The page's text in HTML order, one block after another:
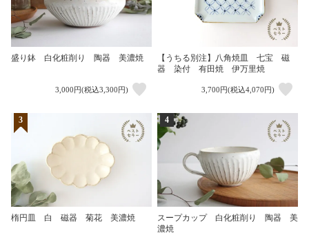
盛り鉢 白化粧削り 陶器 美濃焼
3,000円(税込3,300円)
【うちる別注】八角焼皿 七宝 磁
器 染付 有田焼 伊万里焼
3,700円(税込4,070円)
3
楕円皿 白 磁器 菊花 美濃焼
4
スープカップ 白化粧削り 陶器 美
濃焼